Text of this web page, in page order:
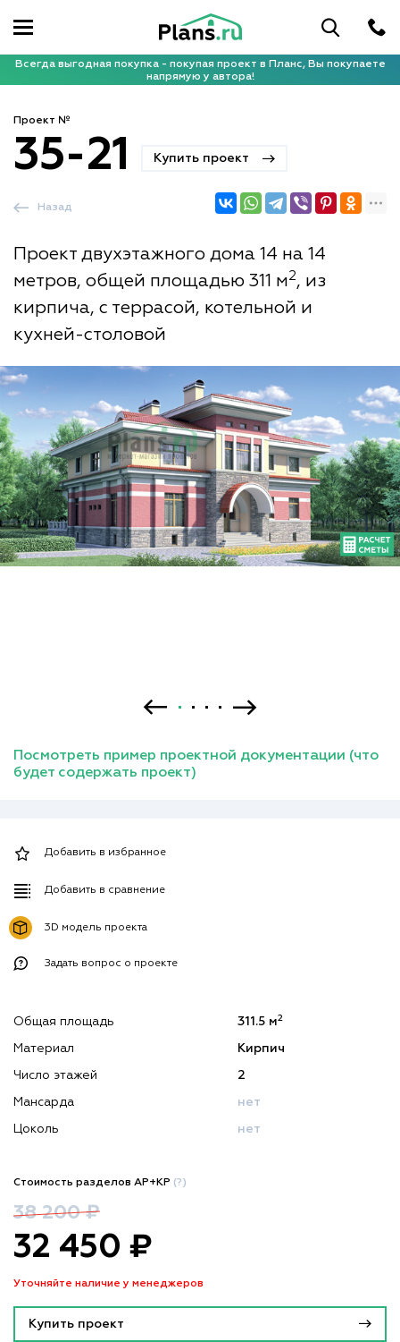
Всегда выгодная покупка - покупая проект в Планс, Вы покупаете
напрямую у автора!
Проект №
35-21 Купить проект
Проект двухэтажного дома 14 на 14
метров, общей площадью 311 м2, из
кирпича, с террасой, котельной и
кухней-столовой
Назад
Посмотреть пример проектной документации (что
будет содержать проект)
Добавить в избранное
Добавить в сравнение
3D модель проекта
Задать вопрос о проекте
Общая площадь 311.5 м2
Материал Кирпич
Число этажей 2
Мансарда нет
Цоколь нет
Стоимость разделов АР+КР (?)
38 200 ₽
32 450 ₽
Уточняйте наличие у менеджеров
Купить проект